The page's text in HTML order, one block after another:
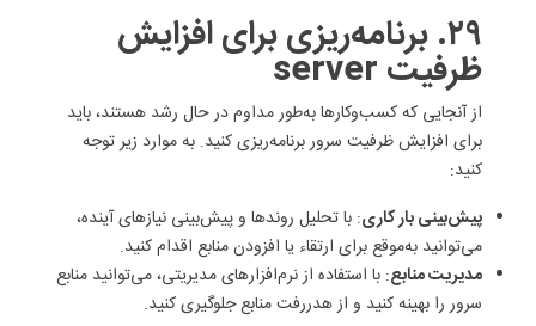
۲۹. برنامه‌ریزی برای افزایش
ظرفیت server
از آنجایی که کسب‌وکارها به‌طور مداوم در حال رشد هستند، باید
برای افزایش ظرفیت سرور برنامه‌ریزی کنید. به موارد زیر توجه
کنید:
پیش‌بینی بار کاری: با تحلیل روندها و پیش‌بینی نیازهای آینده،
می‌توانید به‌موقع برای ارتقاء یا افزودن منابع اقدام کنید.
مدیریت منابع: با استفاده از نرم‌افزارهای مدیریتی، می‌توانید منابع
سرور را بهینه کنید و از هدررفت منابع جلوگیری کنید.